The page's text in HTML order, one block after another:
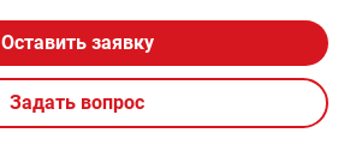
Оставить заявку
Задать вопрос